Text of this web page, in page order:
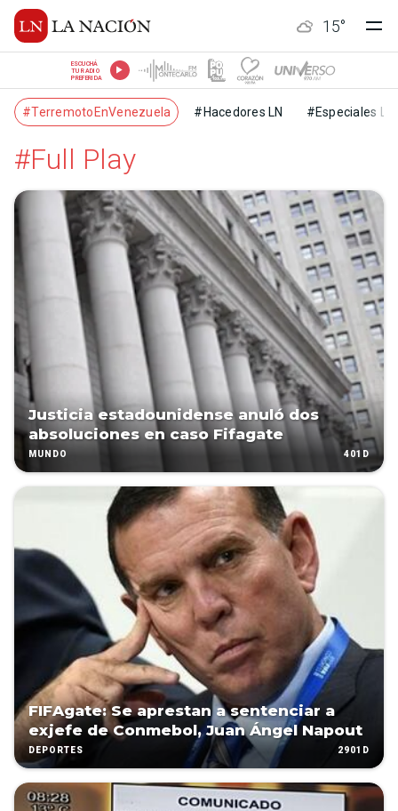
15°
ESCUCHÁ
TU RADIO
PREFERIDA
#TerremotoEnVenezuela #Hacedores LN #Especiales LN
#Full Play
Justicia estadounidense anuló dos
absoluciones en caso Fifagate
MUNDO 401D
FIFAgate: Se aprestan a sentenciar a
exjefe de Conmebol, Juan Ángel Napout
DEPORTES 2901D